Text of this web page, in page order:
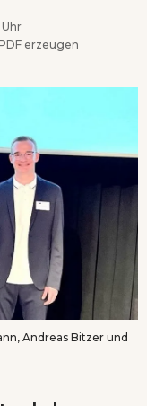
erzeugen
Andreas Bitzer und